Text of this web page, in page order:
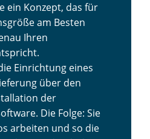
ein Konzept, das für
am Besten
Ihren
Einrichtung eines
über den
der
Die Folge: Sie
arbeiten und so die